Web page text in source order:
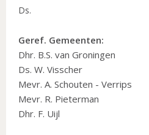
Ds.
Geref. Gemeenten:
Dhr. B.S. van Groningen
Ds. W. Visscher
Mevr. A. Schouten - Verrips
Mevr. R. Pieterman
Dhr. F. Uijl